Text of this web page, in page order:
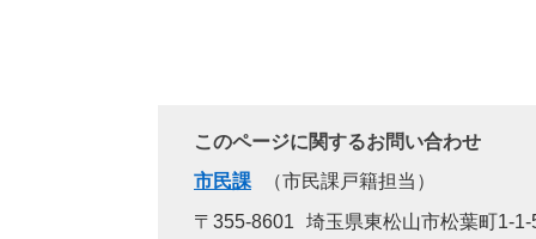
このページに関するお問い合わせ
市民課
市民課戸籍担当
〒355-8601
埼玉県東松山市松葉町1-1-